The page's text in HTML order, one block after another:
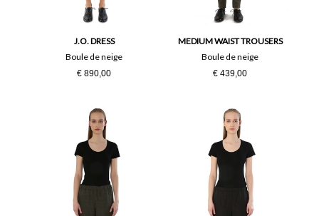
J.O. DRESS
Boule de neige
€ 890,00
MEDIUM WAIST TROUSERS
Boule de neige
€ 439,00